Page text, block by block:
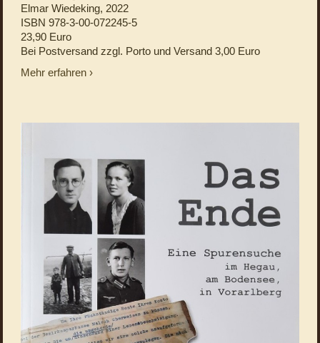
Elmar Wiedeking, 2022
ISBN 978-3-00-072245-5
23,90 Euro
Bei Postversand zzgl. Porto und Versand 3,00 Euro
Mehr erfahren